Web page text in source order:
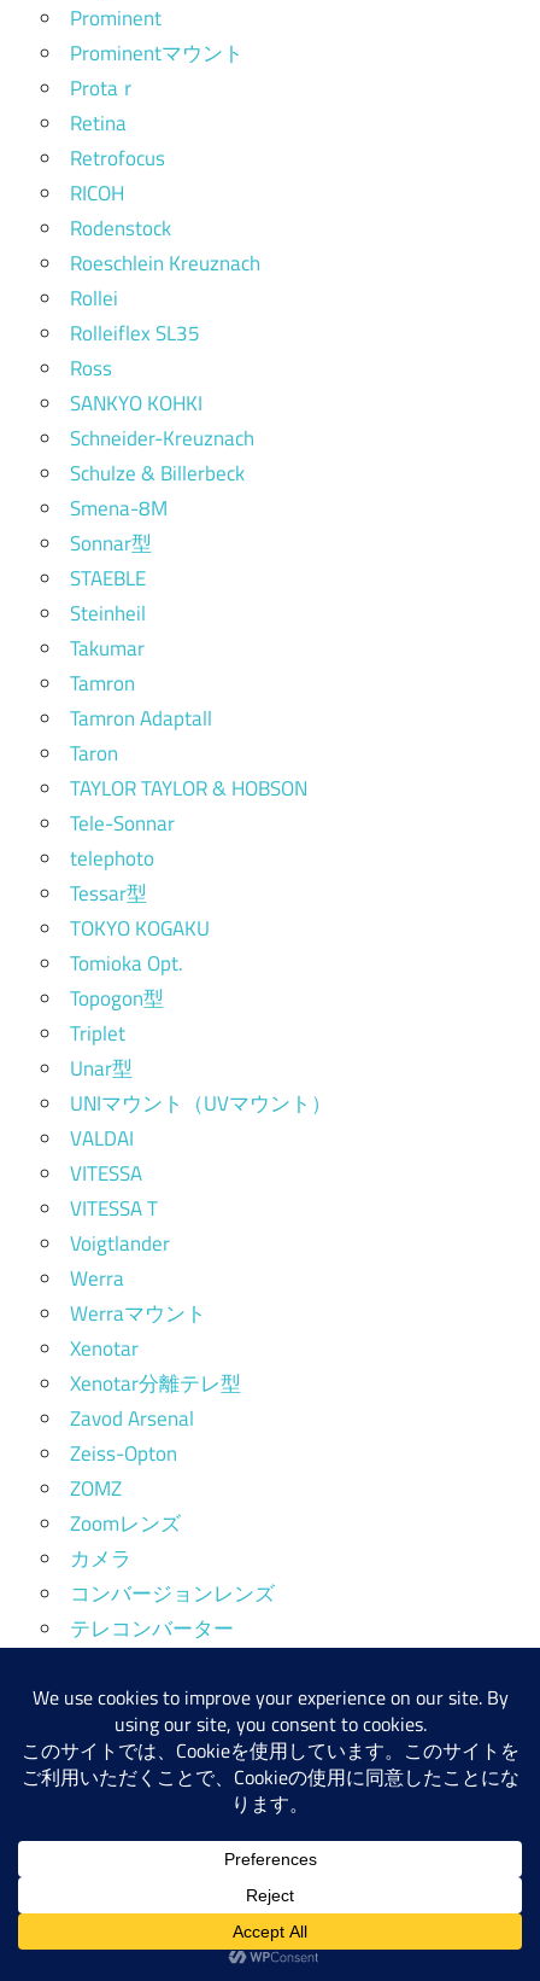
Prominent
Prominentマウント
Protaｒ
Retina
Retrofocus
RICOH
Rodenstock
Roeschlein Kreuznach
Rollei
Rolleiflex SL35
Ross
SANKYO KOHKI
Schneider-Kreuznach
Schulze & Billerbeck
Smena-8M
Sonnar型
STAEBLE
Steinheil
Takumar
Tamron
Tamron Adaptall
Taron
TAYLOR TAYLOR & HOBSON
Tele-Sonnar
telephoto
Tessar型
TOKYO KOGAKU
Tomioka Opt.
Topogon型
Triplet
Unar型
UNIマウント（UVマウント）
VALDAI
VITESSA
VITESSA T
Voigtlander
Werra
Werraマウント
Xenotar
Xenotar分離テレ型
Zavod Arsenal
Zeiss-Opton
ZOMZ
Zoomレンズ
カメラ
コンバージョンレンズ
テレコンバーター
レンズ
レンズ構成未分類
中望遠レンズ（65～129mm）
写ルンです(QuickSnap)
単玉
変形Double Gauss
変形Tessar
変形Triplet